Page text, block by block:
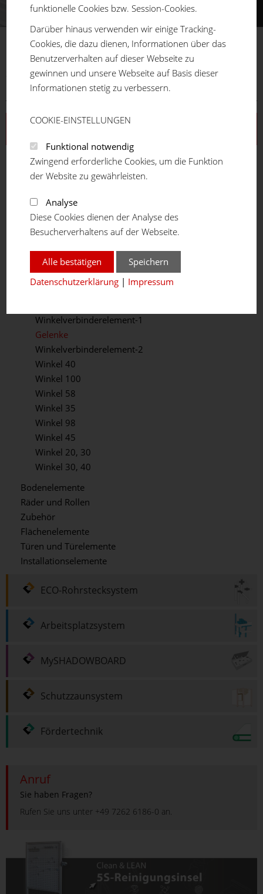
SYSTEME
Sie sind hier:Home Produkte Aluprofilsystem
Winkel /
Gelenke
Gelenke Mit Klemmhebel
Profilreihe 16
Profilreihe 20
Profilreihe 40
Profilreihe 45
Profilreihe 50
Winkelprofil
Verbindungselemente
Winkel / Gelenke
Winkelverbinderelement-1
Gelenke
Winkelverbinderelement-2
Winkel 40
Winkel 100
Winkel 58
Winkel 35
Winkel 98
Winkel 45
Winkel 20, 30
Winkel 30, 40
Bodenelemente
Räder und Rollen
Zubehör
Flächenelemente
Türen und Türelemente
Installationselemente
ECO-Rohrstecksystem
Arbeitsplatzsystem
MySHADOWBOARD
Schutzzaunsystem
Fördertechnik
Anruf
Sie haben Fragen?
Rufen Sie uns unter +49 7262 6186-0 an.
funktionelle Cookies bzw. Session-Cookies.
Darüber hinaus verwenden wir einige Tracking-
Cookies, die dazu dienen, Informationen über das
Benutzerverhalten auf dieser Webseite zu
gewinnen und unsere Webseite auf Basis dieser
Informationen stetig zu verbessern.
COOKIE-EINSTELLUNGEN
Funktional notwendig
Zwingend erforderliche Cookies, um die Funktion
der Website zu gewährleisten.
Analyse
Diese Cookies dienen der Analyse des
Besucherverhaltens auf der Webseite.
Alle bestätigen
Speichern
Datenschutzerklärung | Impressum